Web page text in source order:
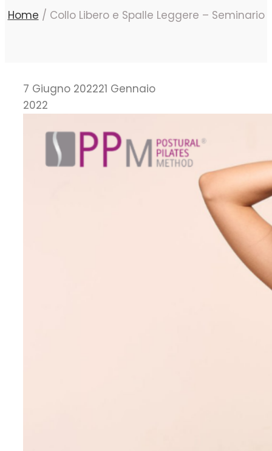
Home / Collo Libero e Spalle Leggere – Seminario
7 Giugno 202221 Gennaio
2022